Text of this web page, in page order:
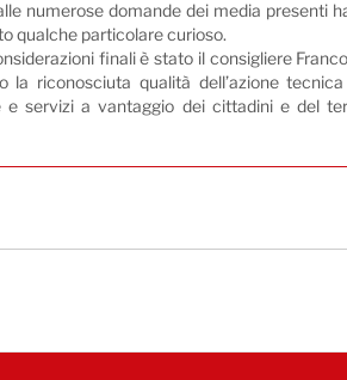
numerose domande dei media presenti
qualche particolare curioso.
finali è stato il consigliere
la riconosciuta qualità dell’azione
e servizi a vantaggio dei cittadini e del